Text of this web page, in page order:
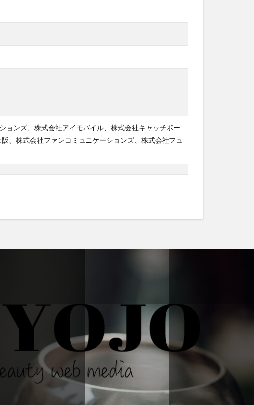
ョンズ、株式会社アイモバイル、株式会社キャッチボー
、株式会社ファンコミュニケーションズ、株式会社フュ